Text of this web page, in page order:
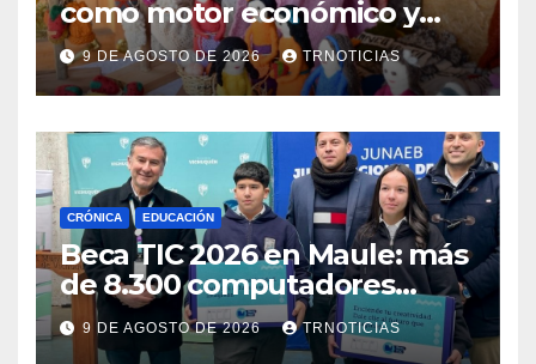
como motor económico y
anuncia fortalecer apoyos
para empleo autónomo
9 DE AGOSTO DE 2026 TRNOTICIAS
CRÓNICA EDUCACIÓN
Beca TIC 2026 en Maule: más
de 8.300 computadores
están siendo entregados en
la región
9 DE AGOSTO DE 2026 TRNOTICIAS